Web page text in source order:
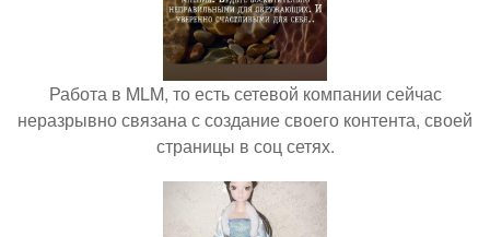
Работа в MLM, то есть сетевой компании сейчас
неразрывно связана с создание своего контента, своей
страницы в соц сетях.